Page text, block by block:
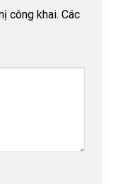
công khai. Các